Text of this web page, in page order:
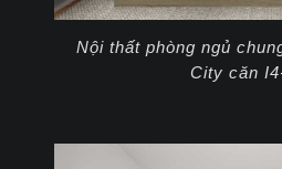
Nội thất phòng ngủ
City căn